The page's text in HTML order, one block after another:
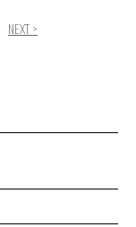
NEXT >